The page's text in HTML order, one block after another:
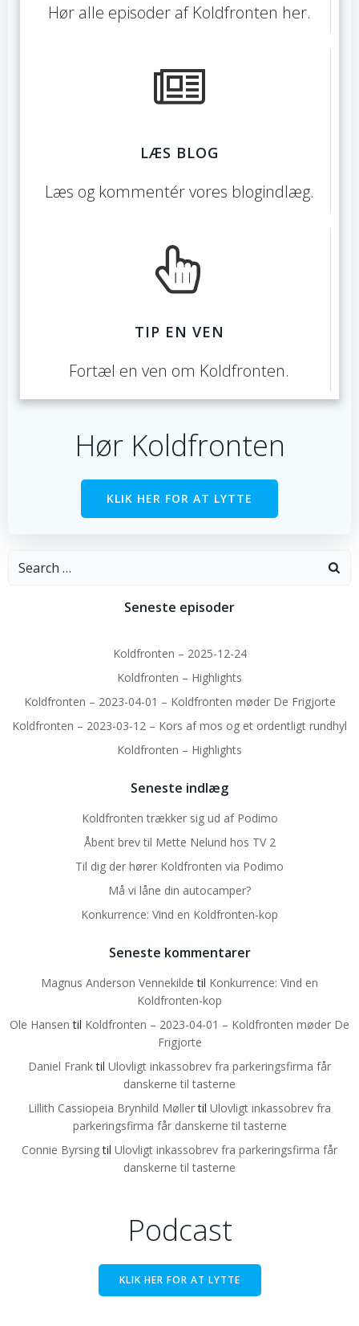
Hør alle episoder af Koldfronten her.
LÆS BLOG
Læs og kommentér vores blogindlæg.
TIP EN VEN
Fortæl en ven om Koldfronten.
Hør Koldfronten
KLIK HER FOR AT LYTTE
Search
Seneste episoder
Koldfronten – 2025-12-24
Koldfronten – Highlights
Koldfronten – 2023-04-01 – Koldfronten møder De Frigjorte
Koldfronten – 2023-03-12 – Kors af mos og et ordentligt rundhyl
Koldfronten – Highlights
Seneste indlæg
Koldfronten trækker sig ud af Podimo
Åbent brev til Mette Nelund hos TV 2
Til dig der hører Koldfronten via Podimo
Må vi låne din autocamper?
Konkurrence: Vind en Koldfronten-kop
Seneste kommentarer
Magnus Anderson Vennekilde til Konkurrence: Vind en
Koldfronten-kop
Ole Hansen til Koldfronten – 2023-04-01 – Koldfronten møder De
Frigjorte
Daniel Franktil Ulovligt inkassobrev fra parkeringsfirma får
danskerne til tasterne
Lillith Cassiopeia Brynhild Møllertil Ulovligt inkassobrev fra
parkeringsfirma får danskerne til tasterne
Connie Byrsingtil Ulovligt inkassobrev fra parkeringsfirma får
danskerne til tasterne
Podcast
KLIK HER FOR AT LYTTE